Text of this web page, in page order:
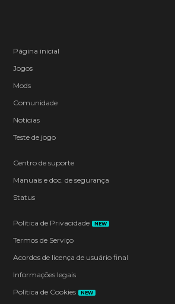
Página inicial
Jogos
Mods
Comunidade
Notícias
Teste de jogo
Centro de suporte
Manuais e doc. de segurança
Status
Política de Privacidade NEW
Termos de Serviço
Acordos de licença de usuário final
Informações legais
Política de Cookies
NEW